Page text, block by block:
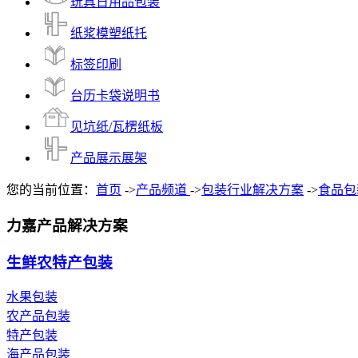
纸浆模塑纸托
标签印刷
台历卡袋说明书
见坑纸/瓦楞纸板
产品展示展架
您的当前位置： 首页 ->产品频道 ->包装行业解决方案 ->食品
力嘉产品解决方案
生鲜农特产包装
水果包装
农产品包装
特产包装
海产品包装